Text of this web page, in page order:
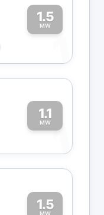
1.5
MW
1
1.1
MW1
1.5
MW